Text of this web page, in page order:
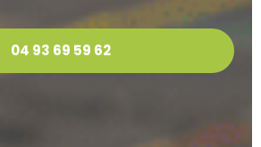
04 93 69 59 62